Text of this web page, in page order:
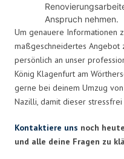
Anspruch nehmen.
Um genauere Informationen
maßgeschneidertes Angebot
persönlich an unser
König Klagenfurt am
gerne bei deinem Umzug
Nazilli, damit dieser
Kontaktiere uns noch
und alle deine Fragen zu